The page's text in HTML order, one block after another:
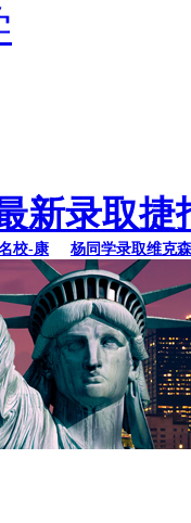
新录取捷
康 杨同学录取维克森林